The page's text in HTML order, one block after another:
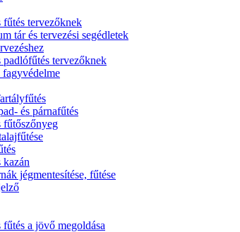
tervezőknek
tár és tervezési segédletek
padlófűtés tervezőknek
fagyvédelme
és párnafűtés
fűtőszőnyeg
kazán
jégmentesítése, fűtése
a jövő megoldása